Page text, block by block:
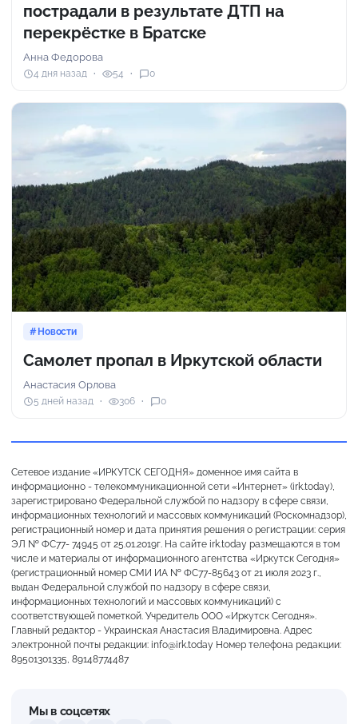
пострадали в результате ДТП на
перекрёстке в Братске
Анна Федорова
4 дня назад 54 0
Новости
Самолет пропал в Иркутской области
Анастасия Орлова
5 дней назад 306 0
Сетевое издание «ИРКУТСК СЕГОДНЯ» доменное имя сайта в
информационно - телекоммуникационной сети «Интернет» (irk.today),
зарегистрировано Федеральной службой по надзору в сфере связи,
информационных технологий и массовых коммуникаций (Роскомнадзор),
регистрационный номер и дата принятия решения о регистрации: серия
ЭЛ № ФС77- 74945 от 25.01.2019г. На сайте irk.today размещаются в том
числе и материалы от информационного агентства «Иркутск Сегодня»
(регистрационный номер СМИ ИА № ФС77-85643 от 21 июля 2023 г.,
выдан Федеральной службой по надзору в сфере связи,
информационных технологий и массовых коммуникаций) с
соответствующей пометкой. Учредитель ООО «Иркутск Сегодня».
Главный редактор - Украинская Анастасия Владимировна. Адрес
электронной почты редакции: info@irk.today Номер телефона редакции:
89501301335, 89148774487
Мы в соцсетях